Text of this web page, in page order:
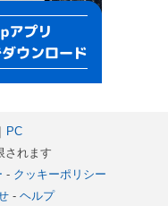
PC
されます
- クッキーポリシー
- ヘルプ